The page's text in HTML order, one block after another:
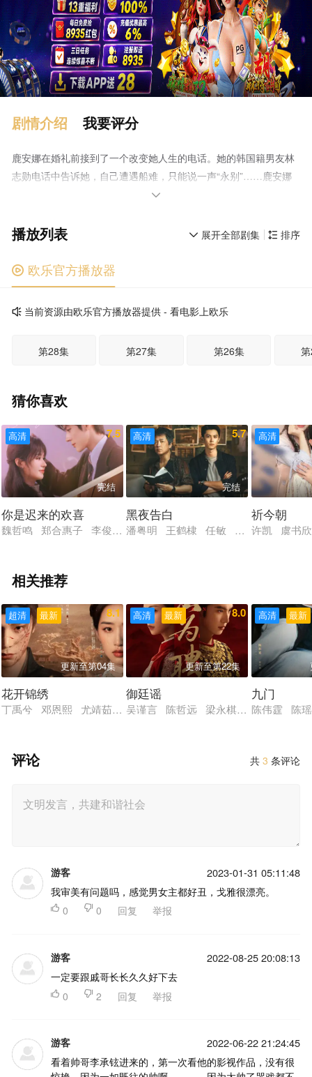
剧情介绍 我要评分
鹿安娜在婚礼前接到了一个改变她人生的电话。她的韩国籍男友林
志勋电话中告诉她，自己遭遇船难，只能说一声“永别”……鹿安娜
打开电视，看到紧急插播的新闻——一艘渡轮倾覆，多人遇难。她
找未婚夫。 林志勋的离去使赵平凡有机会向鹿安娜表达爱意。
况她心中还有林志勋并一直坚信他还活着。 海的另一边，林志
勋也无时无刻不在思念着安娜。虽然因种种原因不能和她在一起，
纠结，前往中国并隐藏在鹿安娜的身边。她发现控制欲极强的赵平
崔秀妍的出现，带给了安娜希望，终于经历了误会挫折的一对恋人
为了救自己的母亲。然而隐藏在角落的赵平凡不甘心自己的毕生所
爱得而复失，他发誓要不惜代价将安娜夺回。他暗中调查，抛出了
一桩可以拆散林志勋和鹿安娜的秘密，却没想到事与愿违。他正打
算拼个鱼死网破，没想到林志勋和鹿安娜却在他最危难时伸出了援
手。曾经的挚友、昨日的死敌，居然又团聚一处，各诉衷肠心声。
赵平凡终于大彻大悟，可他捅下的篓子越来越大。眼看林志勋和鹿

 排序
 展开全部剧集
播放列表
 欧乐官方播放器
当前资源由欧乐官方播放器提供 - 看电影上欧乐
第28集 第27集 第26集
猜你喜欢
高清 7.5
完结
你是迟来的欢喜
魏哲鸣 郑合惠子 李俊贤 李歌洋 陈昊蓝 刘小北 张远 张沐
高清 5.7
完结
黑夜告白
潘粤明 王鹤棣 任敏 姜珮瑶 赵虎
高清
祈今朝
许凯 虞书
相关推荐
最新
超清 8.1
更新至第04集
花开锦绣
丁禹兮 邓恩熙 尤靖茹 白澍 吕晓霖 张萌 迟蓬 范诗然 范
最新
高清 8.0
更新至第22集
御廷谣
吴谨言 陈哲远 梁永棋 赵昭仪 张
最新
高清
九门
陈伟霆 陈
共3 条评论
评论
游客 2023-01-31 05:11:48
我审美有问题吗，感觉男女主都好丑，戈雅很漂亮。
 0  0 回复 举报
游客 2022-08-25 20:08:13
一定要跟戚哥长长久久好下去
 0  2 回复 举报
游客 2022-06-22 21:24:45
看着帅哥李承铉进来的，第一次看他的影视作品，没有很